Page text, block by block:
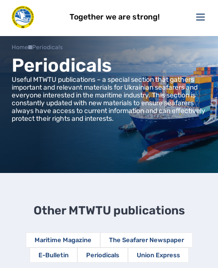
Together we are strong!
Home Periodicals
Periodicals
Useful MTWTU publications – a special section that gathers
important and relevant materials for Ukrainian seafarers and
everyone interested in the maritime industry. This section is
constantly updated with new materials to ensure seafarers
always have access to current information and can effectively
protect their rights and interests.
Other MTWTU publications
Maritime Magazine The Seafarer Newspaper
E-Bulletin Periodicals Union Express